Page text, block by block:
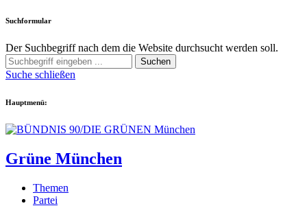
Suchformular
Der Suchbegriff nach dem die Website durchsucht werden soll.
Suchen
Suche schließen
Hauptmenü:
Grüne München
Themen
Partei